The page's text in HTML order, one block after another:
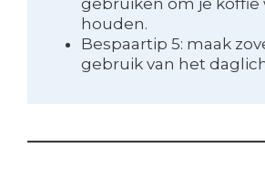
houden.
Bespaartip 5: maak
gebruik van het